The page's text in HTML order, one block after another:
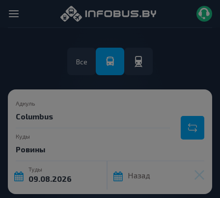
Все
Адкуль
Куды
Туды
Назад